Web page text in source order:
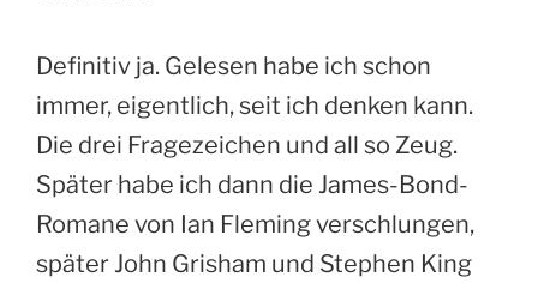
Definitiv ja. Gelesen habe ich schon
immer, eigentlich, seit ich denken kann.
Die drei Fragezeichen und all so Zeug.
Später habe ich dann die James-Bond-
Romane von Ian Fleming verschlungen,
später John Grisham und Stephen King